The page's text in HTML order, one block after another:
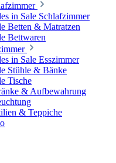
in Sale Schlafzimmer
Betten & Matratzen
Bettwaren
in Sale Esszimmer
Stühle & Bänke
Tische
& Aufbewahrung
& Teppiche